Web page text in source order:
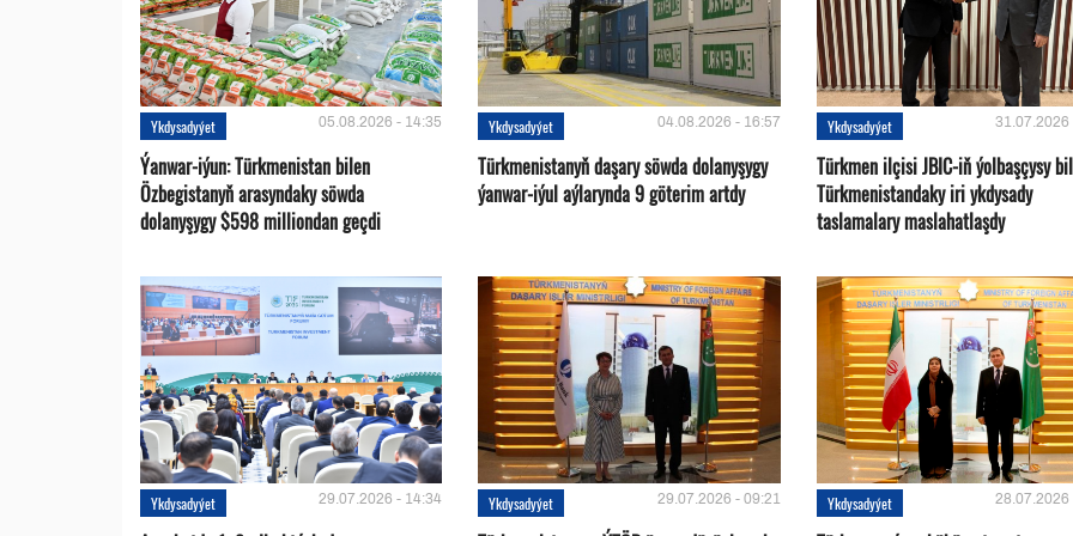
Ykdysadyýet 05.08.2026 - 14:35
Ýanwar-iýun: Türkmenistan bilen
Özbegistanyň arasyndaky söwda
dolanyşygy $598 milliondan geçdi
Ykdysadyýet 04.08.2026 - 16:57
Türkmenistanyň daşary söwda dolanyşygy
ýanwar-iýul aýlarynda 9 göterim artdy
Ykdysadyýet 31.07.2026
Türkmen ilçisi JBIC-iň ýolbaşçysy
Türkmenistandaky iri ykdysady
taslamalary maslahatlaşdy
Ykdysadyýet 29.07.2026 - 14:34 Ykdysadyýet 29.07.2026 - 09:21 Ykdysadyýet 28.07.2026